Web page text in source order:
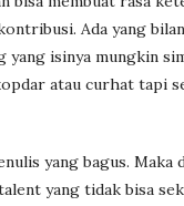
Ada yang
isinya mungkin
atau curhat tapi
yang bagus.
yang tidak bisa